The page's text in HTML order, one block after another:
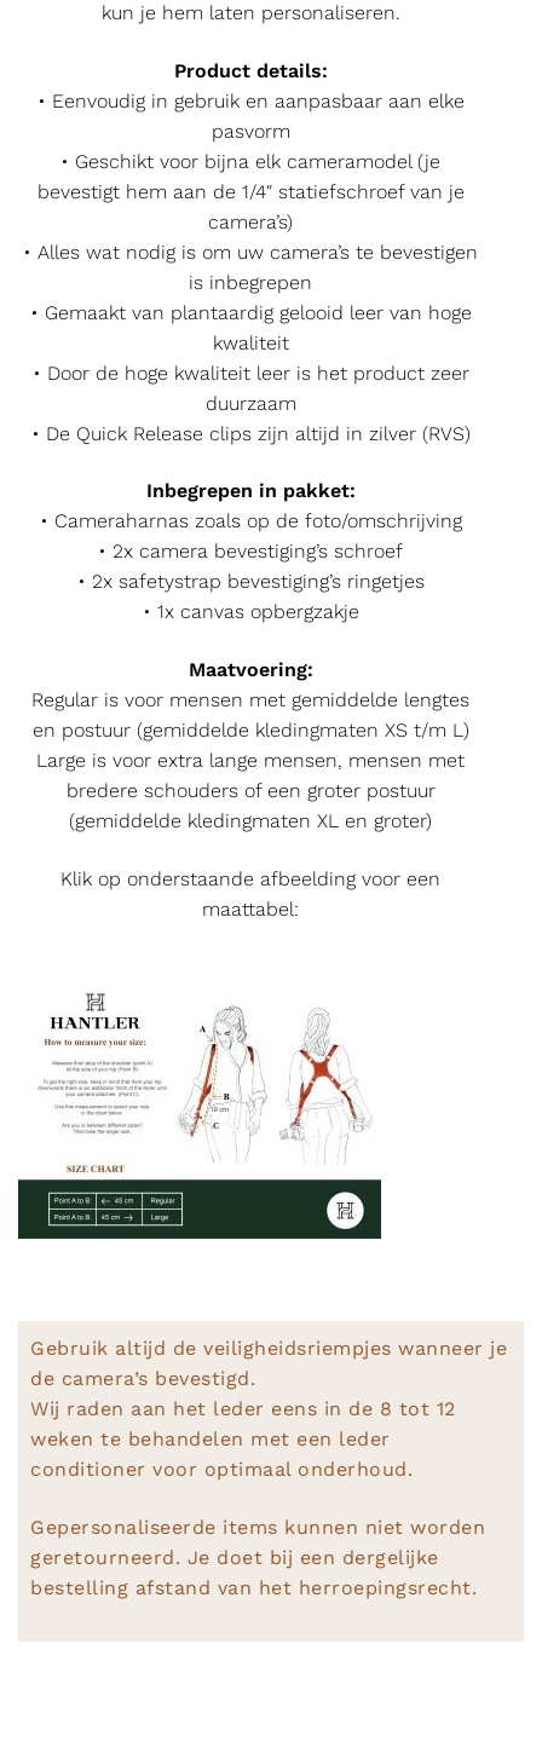
kun je hem laten personaliseren.
Product details:
• Eenvoudig in gebruik en aanpasbaar aan elke
pasvorm
• Geschikt voor bijna elk cameramodel (je
bevestigt hem aan de 1/4″ statiefschroef van je
camera’s)
• Alles wat nodig is om uw camera’s te bevestigen
is inbegrepen
• Gemaakt van plantaardig gelooid leer van hoge
kwaliteit
• Door de hoge kwaliteit leer is het product zeer
duurzaam
• De Quick Release clips zijn altijd in zilver (RVS)
Inbegrepen in pakket:
• Cameraharnas zoals op de foto/omschrijving
• 2x camera bevestiging’s schroef
• 2x safetystrap bevestiging’s ringetjes
• 1x canvas opbergzakje
Maatvoering:
Regular is voor mensen met gemiddelde lengtes
en postuur (gemiddelde kledingmaten XS t/m L)
Large is voor extra lange mensen, mensen met
bredere schouders of een groter postuur
(gemiddelde kledingmaten XL en groter)
Klik op onderstaande afbeelding voor een
maattabel:
Gebruik altijd de veiligheidsriempjes wanneer je
de camera’s bevestigd.
Wij raden aan het leder eens in de 8 tot 12
weken te behandelen met een leder
conditioner voor optimaal onderhoud.
Gepersonaliseerde items kunnen niet worden
geretourneerd. Je doet bij een dergelijke
bestelling afstand van het herroepingsrecht.